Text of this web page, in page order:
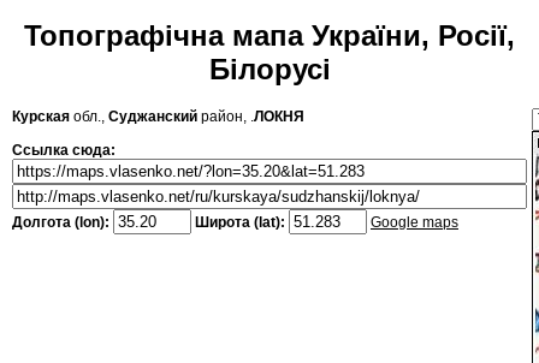
Топографічна мапа України, Росії,
Білорусі
Курская обл., Суджанский район, .ЛОКНЯ
Ссылка сюда:
Долгота (lon): Широта (lat): Google maps